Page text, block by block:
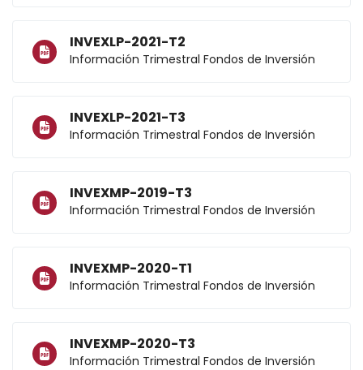
INVEXLP-2021-T2
Información Trimestral Fondos de Inversión
INVEXLP-2021-T3
Información Trimestral Fondos de Inversión
INVEXMP-2019-T3
Información Trimestral Fondos de Inversión
INVEXMP-2020-T1
Información Trimestral Fondos de Inversión
INVEXMP-2020-T3
Información Trimestral Fondos de Inversión